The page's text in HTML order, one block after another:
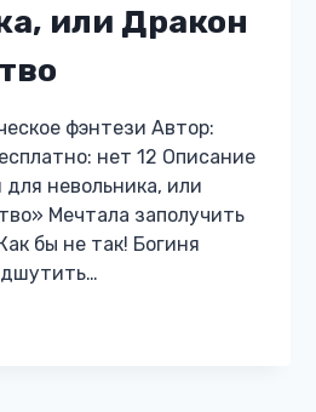
или Дракон
фэнтези Автор:
нет 12 Описание
невольника, или
Мечтала заполучить
бы не так! Богиня